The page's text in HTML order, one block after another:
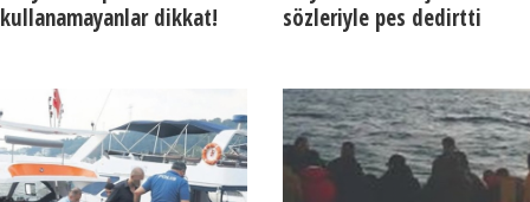
kullanamayanlar dikkat!
sözleriyle pes dedirtti